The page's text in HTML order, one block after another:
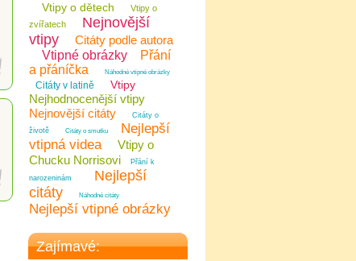
Vtipy o dětech
Vtipy o
zvířatech
Nejnovější
vtipy
Citáty podle autora
Vtipné obrázky
Přání
a přáníčka
Náhodné vtipné obrázky
Citáty v latině Vtipy
Nejhodnocenější vtipy
Nejnovější citáty
Citáty o
životě
Citáty o smutku
Nejlepší
vtipná videa
Vtipy o
Chucku Norrisovi
Přání k
narozeninám
Nejlepší
citáty
Náhodné citáty
Nejlepší vtipné obrázky
Zajímavé: